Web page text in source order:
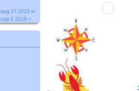
aug 27 2019 ∞
sep 6 2019 +